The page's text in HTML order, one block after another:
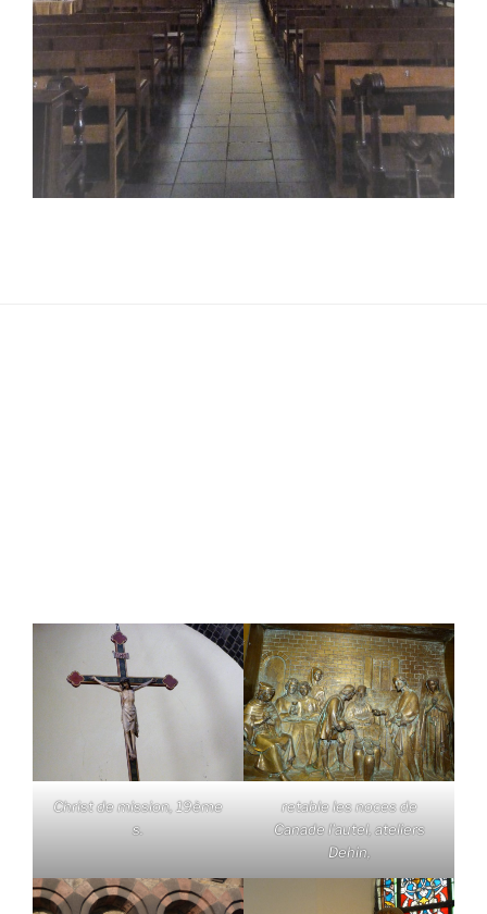
Christ de mission, 19ème
s.
retable les noces de
Canade l'autel, ateliers
Dehin,